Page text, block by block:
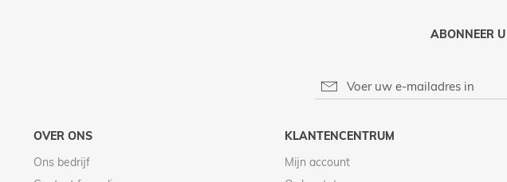
ABONNEER
OVER ONS
Ons bedrijf
KLANTENCENTRUM
Mijn account